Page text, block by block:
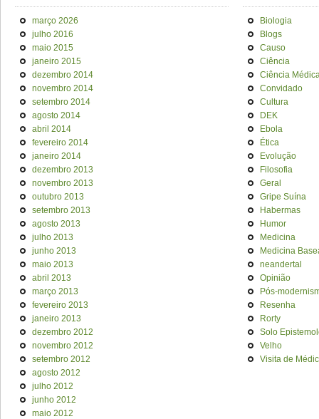
março 2026
julho 2016
maio 2015
janeiro 2015
dezembro 2014
novembro 2014
setembro 2014
agosto 2014
abril 2014
fevereiro 2014
janeiro 2014
dezembro 2013
novembro 2013
outubro 2013
setembro 2013
agosto 2013
julho 2013
junho 2013
maio 2013
abril 2013
março 2013
fevereiro 2013
janeiro 2013
dezembro 2012
novembro 2012
setembro 2012
agosto 2012
julho 2012
junho 2012
maio 2012
Biologia
Blogs
Causo
Ciência
Ciência
Convidado
Cultura
DEK
Ebola
Ética
Evolução
Filosofia
Geral
Gripe Suína
Habermas
Humor
Medicina
Medicina
neandertal
Opinião
Pós-
Resenha
Rorty
Solo
Velho
Visita de